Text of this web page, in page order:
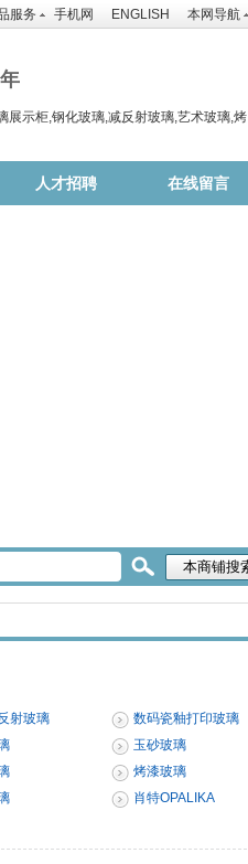
服务 手机网 ENGLISH 本网导航
年
展示柜,钢化玻璃,减反射玻璃,艺术玻璃,烤
人才招聘 在线留言
射玻璃
数码瓷釉打印玻璃
玉砂玻璃
烤漆玻璃
肖特OPALIKA